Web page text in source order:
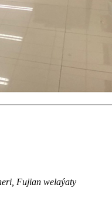
Fujian welaýaty